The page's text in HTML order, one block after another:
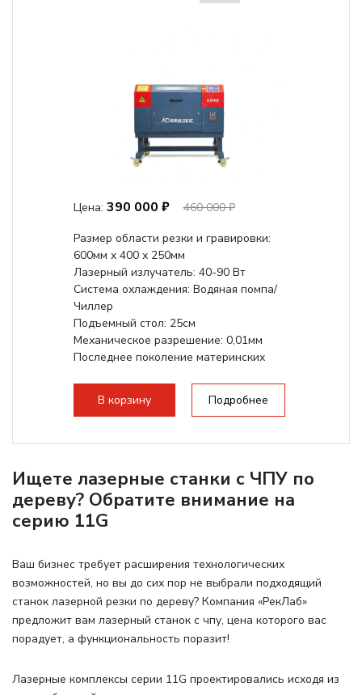
Цена: 390 000 ₽
460 000 ₽
Размер области резки и гравировки:
600мм х 400 х 250мм
Лазерный излучатель: 40-90 Вт
Система охлаждения: Водяная помпа/
Чиллер
Подъемный стол: 25см
Механическое разрешение: 0,01мм
Последнее поколение материнских
В корзину Подробнее
Ищете лазерные станки с ЧПУ по
дереву? Обратите внимание на
серию 11G
Ваш бизнес требует расширения технологических
возможностей, но вы до сих пор не выбрали подходящий
станок лазерной резки по дереву? Компания «РекЛаб»
предложит вам лазерный станок с чпу, цена которого вас
порадует, а функциональность поразит!
Лазерные комплексы серии 11G проектировались исходя из